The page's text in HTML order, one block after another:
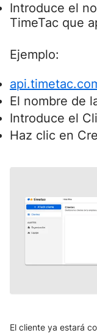
Introduce el
TimeTac que
Ejemplo:
El nombre de
Introduce el
Haz clic en
El cliente ya estará